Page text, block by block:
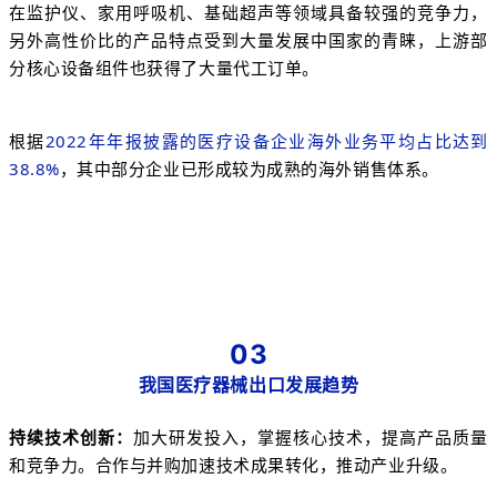
在监护仪、家用呼吸机、基础超声等领域具备较强的竞争力，
另外高性价比的产品特点受到大量发展中国家的青睐，上游部
分核心设备组件也获得了大量代工订单。
根据2022年年报披露的医疗设备企业海外业务平均占比达到
38.8%，其中部分企业已形成较为成熟的海外销售体系。
03
我国医疗器械出口发展趋势
持续技术创新：加大研发投入，掌握核心技术，提高产品质量
和竞争力。合作与并购加速技术成果转化，推动产业升级。